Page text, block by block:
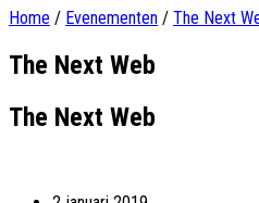
Home / Evenementen / The Next
The Next Web
The Next Web